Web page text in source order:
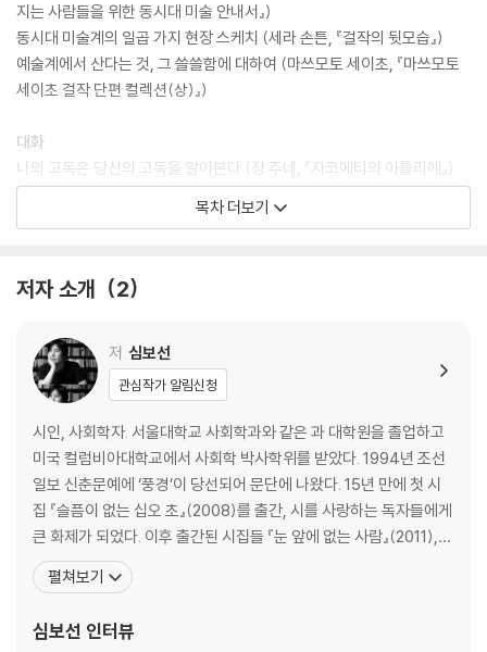
지는 사람들을 위한 동시대 미술 안내서』)
동시대 미술계의 일곱 가지 현장 스케치 (세라 손튼, 『걸작의 뒷모습』)
예술계에서 산다는 것, 그 쓸쓸함에 대하여 (마쓰모토 세이초, 『마쓰모토
세이초 걸작 단편 컬렉션(상)』)
대화
나의 고독은 당신의 고독을 알아본다 (장 주네, 『자코메티의 아틀리에』)
고전주의자이자 동시대주의자인 두 사람의 대화 (에드워드 사이드/다니
예술적 천재를 해명하는 사회학적 탐구 (노르베르트 엘리아스, 『모차르트,
독보적 예술가를 대하는 공동체의 속죄 (나탈리 에니크, 『반 고흐 효과』)
애호
어느 인류학자의 예술을 향한 애증 (레비스트로스/조르주 샤르보니에,
『레비스트로스의 말』)
어느 역사학자의 재즈 사랑 (에릭 홉스봄, 『재즈, 평범한 사람들의 비범한
음악』)
교육
예술가의 전문성은 학습될 수 있을까 (캐스린 도슨 외, 『성찰하는 티칭아
교육은 본질적으로 예술적이다 (자크 랑시에르, 『무지한 스승』)
목차 더보기
저자 소개 2
저 심보선
관심작가 알림신청
시인, 사회학자. 서울대학교 사회학과와 같은 과 대학원을 졸업하고
미국 컬럼비아대학교에서 사회학 박사학위를 받았다. 1994년 조선
일보 신춘문예에 ‘풍경’이 당선되어 문단에 나왔다. 15년 만에 첫 시
집 『슬픔이 없는 십오 초』(2008)를 출간, 시를 사랑하는 독자들에게
큰 화제가 되었다. 이후 출간된 시집들 『눈 앞에 없는 사람』(2011),
『오늘은 잘 모르겠어』(2017)도 독자들의 큰 사랑을 받았다. 전공인
예술사회학분야의 연구 또한 활발하게 진행하고 있다. 연세대학교 커
며, 《인문예술잡지 F》의 편집동인으로 활
펼쳐보기
심보선 인터뷰